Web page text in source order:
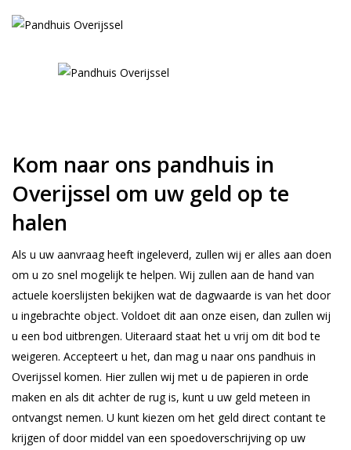
Kom naar ons pandhuis in
Overijssel om uw geld op te
halen
Als u uw aanvraag heeft ingeleverd, zullen wij er alles aan doen
om u zo snel mogelijk te helpen. Wij zullen aan de hand van
actuele koerslijsten bekijken wat de dagwaarde is van het door
u ingebrachte object. Voldoet dit aan onze eisen, dan zullen wij
u een bod uitbrengen. Uiteraard staat het u vrij om dit bod te
weigeren. Accepteert u het, dan mag u naar ons pandhuis in
Overijssel komen. Hier zullen wij met u de papieren in orde
maken en als dit achter de rug is, kunt u uw geld meteen in
ontvangst nemen. U kunt kiezen om het geld direct contant te
krijgen of door middel van een spoedoverschrijving op uw